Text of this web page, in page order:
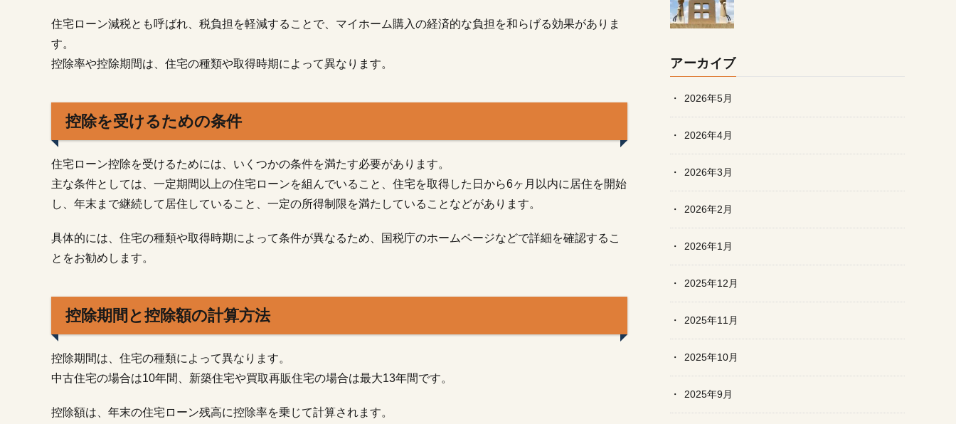
概
1.1.
住宅
ン控
除と
は何
1.2.
控除
を受
ため
の条
件
期間
と控
の計
算方
2.
住宅ローン減税とも呼ばれ、税負担を軽減することで、マイホーム購入の経済的な負担を和らげる効果がありま
す。
控除率や控除期間は、住宅の種類や取得時期によって異なります。
控除を受けるための条件
住宅ローン控除を受けるためには、いくつかの条件を満たす必要があります。
主な条件としては、一定期間以上の住宅ローンを組んでいること、住宅を取得した日から6ヶ月以内に居住を開始
し、年末まで継続して居住していること、一定の所得制限を満たしていることなどがあります。
具体的には、住宅の種類や取得時期によって条件が異なるため、国税庁のホームページなどで詳細を確認するこ
とをお勧めします。
控除期間と控除額の計算方法
控除期間は、住宅の種類によって異なります。
中古住宅の場合は10年間、新築住宅や買取再販住宅の場合は最大13年間です。
控除額は、年末の住宅ローン残高に控除率を乗じて計算されます。
アーカイブ
2026年5月
2026年4月
2026年3月
2026年2月
2026年1月
2025年12月
2025年11月
2025年10月
2025年9月